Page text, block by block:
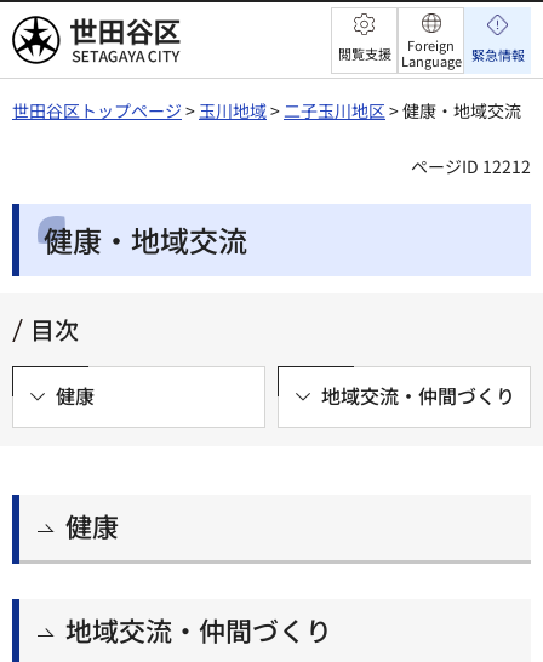
世田谷区 閲覧支援
Foreign
Language 緊急情報
世田谷区トップページ >玉川地域>二子玉川地区> 健康・地域交流
ページID 12212
健康・地域交流
目次
健康 地域交流・仲間づくり
健康
地域交流・仲間づくり